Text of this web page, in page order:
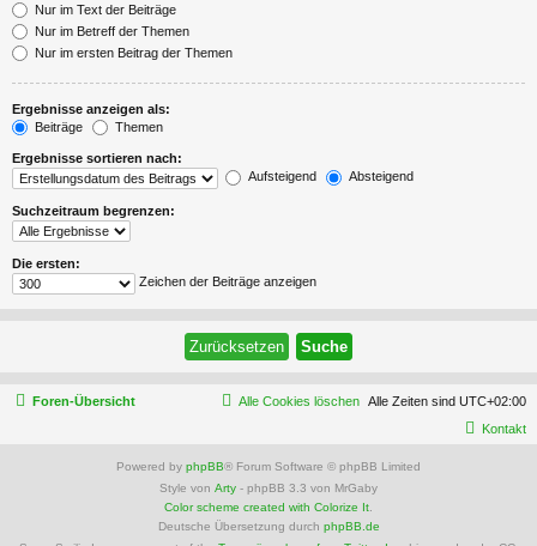
Nur im Text der Beiträge
Nur im Betreff der Themen
Nur im ersten Beitrag der Themen
Ergebnisse anzeigen als:
Beiträge
Themen
Ergebnisse sortieren nach:
Aufsteigend
Absteigend
Suchzeitraum begrenzen:
Die ersten:
Zeichen der Beiträge anzeigen
Foren-Übersicht Alle Zeiten sind UTC+02:00
Alle Cookies löschen
Kontakt
Powered by phpBB® Forum Software © phpBB Limited
Style von Arty - phpBB 3.3 von MrGaby
Color scheme created with Colorize It
Deutsche Übersetzung durch phpBB.de